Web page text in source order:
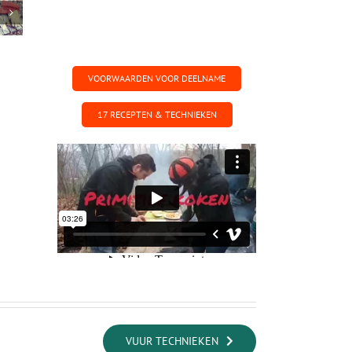
VOORWAARDEN VOOR DEELNAME
17 RECEPTEN & TECHNIEKEN
VUUR TECHNIEKEN